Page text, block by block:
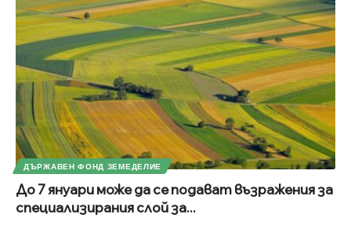
ДЪРЖАВЕН ФОНД ЗЕМЕДЕЛИЕ
До 7 януари може да се подават възражения за
специализирания слой за...